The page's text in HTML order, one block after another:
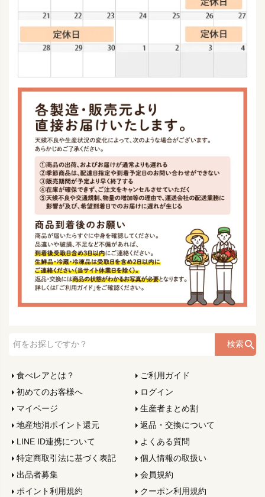
検索
食べレアとは？
ご利用ガイド
初めてのお客様へ
ログイン
マイページ
生産者まとめ割
地産地消ポイント還元
返品・交換について
LINE ID連携について
よくある質問
特定商取引法に基づく表記
個人情報の取扱い
出品者募集
会員規約
ポイント利用規約
クーポン利用規約